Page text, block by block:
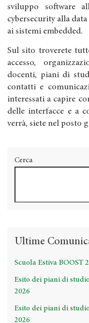
sviluppo software
cybersecurity alla
ai sistemi embedded.
Sul sito troverete
accesso,
docenti, piani di
contatti e
interessati a capire
delle interfacce e a
verrà, siete nel posto
Cerca
Ultime
Scuola Estiva BOOST
Esito dei piani di
2026
Esito dei piani di
2026